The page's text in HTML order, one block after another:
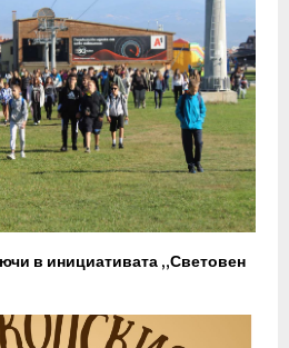
в инициативата „Световен